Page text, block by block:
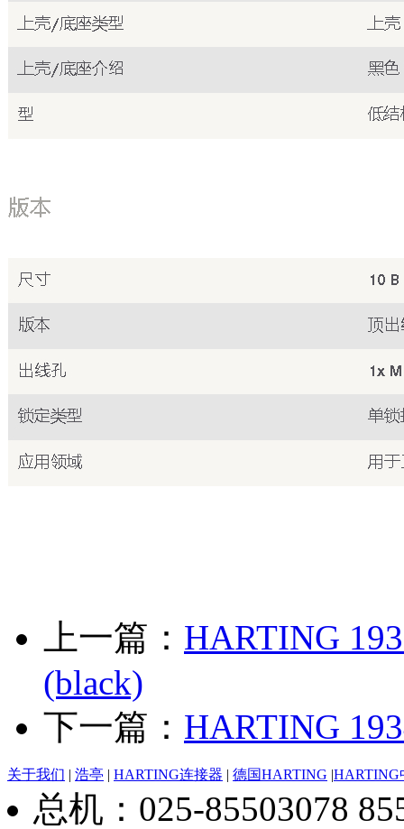
上一篇： HARTING
(black)
下一篇： HARTING
关于我们 | 浩亭 | HARTING连接器 | 德国HARTING |HARTING
总机：025-85503078